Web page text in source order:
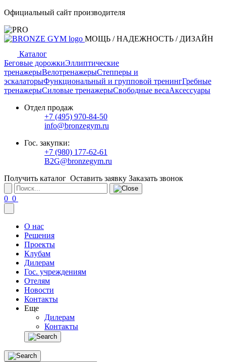
Официальный сайт производителя
МОЩЬ / НАДЕЖНОСТЬ / ДИЗАЙН
Каталог
Беговые дорожкиЭллиптические
тренажерыВелотренажерыСтепперы и
эскалаторыФункциональный и групповой тренингГребные
тренажерыСиловые тренажерыСвободные весаАксессуары
Отдел продаж
+7 (495) 970-84-50
info@bronzegym.ru
Гос. закупки:
+7 (980) 177-62-61
B2G@bronzegym.ru
Получить каталог Оставить заявку Заказать звонок
0 0
О нас
Решения
Проекты
Клубам
Дилерам
Гос. учреждениям
Отелям
Новости
Контакты
Еще
Дилерам
Контакты